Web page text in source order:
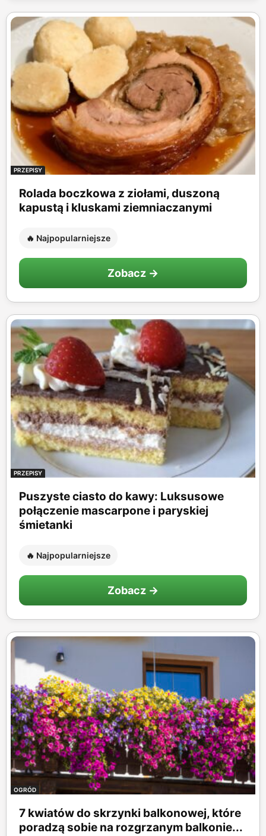
PRZEPISY
Rolada boczkowa z ziołami, duszoną
kapustą i kluskami ziemniaczanymi
🔥 Najpopularniejsze
Zobacz →
PRZEPISY
Puszyste ciasto do kawy: Luksusowe
połączenie mascarpone i paryskiej
śmietanki
🔥 Najpopularniejsze
Zobacz →
OGRÓD
7 kwiatów do skrzynki balkonowej, które
poradzą sobie na rozgrzanym balkonie...